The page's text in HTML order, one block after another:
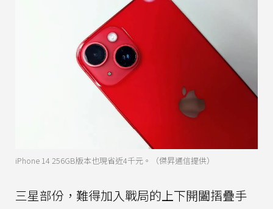
iPhone 14 256GB版本也現省近4千元。（傑昇通信提供）
三星部份，難得加入戰局的上下開闔摺疊手